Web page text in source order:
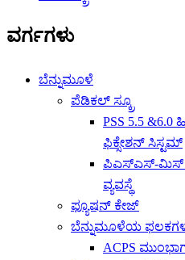
ವರ್ಗಗಳು
ಬೆನ್ನುಮೂಳೆ
ಪೆಡಿಕಲ್ ಸ್ಕ್ರೂ
PSS 5.5
ಫಿಕ್ಸೇಶನ್ ಸಿಸ್ಟಮ್
ಪಿಎಸ್ಎಸ್-ಮಿಸ್
ವ್ಯವಸ್ಥೆ
ಫ್ಯೂಷನ್ ಕೇಜ್
ಬೆನ್ನುಮೂಳೆಯ
ACPS